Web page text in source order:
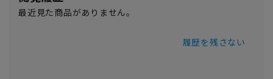
最近見た商品がありません。
履歴を残さない